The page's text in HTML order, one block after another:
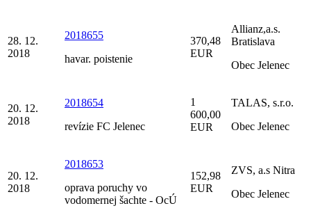
28. 12.
2018
2018655
havar. poistenie
370,48
EUR
Allianz,a.s.
Bratislava
Obec Jelenec
20. 12.
2018
2018654
revízie FC Jelenec
1
600,00
EUR
TALAS, s.r.o.
Obec Jelenec
20. 12.
2018
2018653
oprava poruchy vo
vodomernej šachte - OcÚ
152,98
EUR
ZVS, a.s Nitra
Obec Jelenec